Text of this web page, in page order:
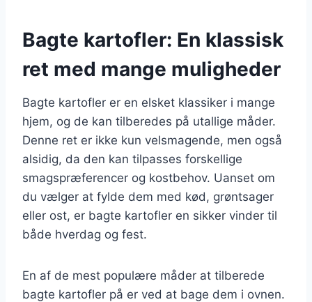
Bagte kartofler: En klassisk
ret med mange muligheder
Bagte kartofler er en elsket klassiker i mange
hjem, og de kan tilberedes på utallige måder.
Denne ret er ikke kun velsmagende, men også
alsidig, da den kan tilpasses forskellige
smagspræferencer og kostbehov. Uanset om
du vælger at fylde dem med kød, grøntsager
eller ost, er bagte kartofler en sikker vinder til
både hverdag og fest.
En af de mest populære måder at tilberede
bagte kartofler på er ved at bage dem i ovnen.